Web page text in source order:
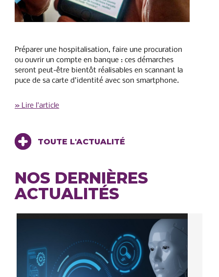
Préparer une hospitalisation, faire une procuration
ou ouvrir un compte en banque : ces démarches
seront peut-être bientôt réalisables en scannant la
puce de sa carte d’identité avec son smartphone.
» Lire l'article
TOUTE L'ACTUALITÉ
NOS DERNIÈRES
ACTUALITÉS